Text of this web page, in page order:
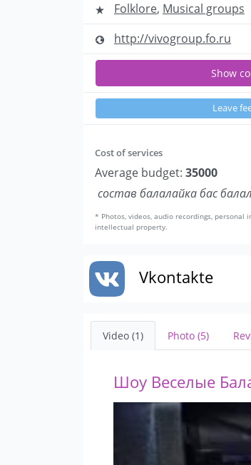
Folklore, Musical groups
http://vivogroup.fo.ru
Show
Leave
Cost of services
Average budget: 35000
состав балалайка бас
* Photos, videos, audio recordings, personal
intellectual property.
Vkontakte
Video (1) Photo (5)
Шоу Веселые